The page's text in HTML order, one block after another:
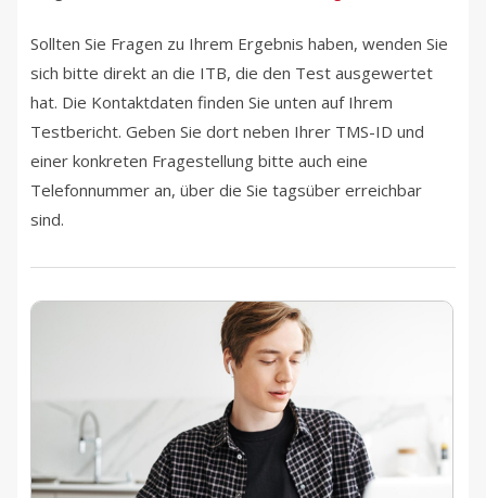
Sollten Sie Fragen zu Ihrem Ergebnis haben, wenden Sie
sich bitte direkt an die ITB, die den Test ausgewertet
hat. Die Kontaktdaten finden Sie unten auf Ihrem
Testbericht. Geben Sie dort neben Ihrer TMS-ID und
einer konkreten Fragestellung bitte auch eine
Telefonnummer an, über die Sie tagsüber erreichbar
sind.